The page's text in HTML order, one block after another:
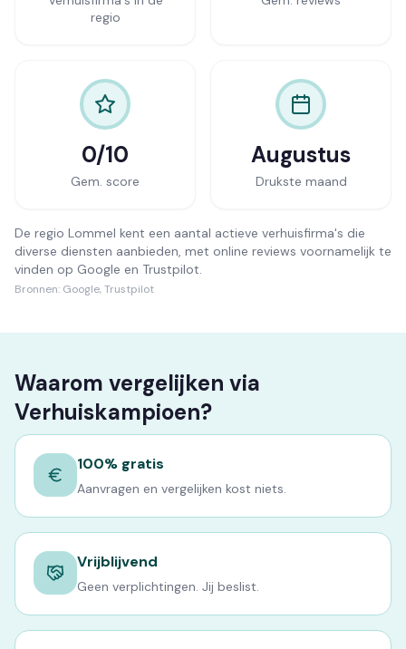
regio
0/10
Gem. score
Augustus
Drukste maand
De regio Lommel kent een aantal actieve verhuisfirma's die
diverse diensten aanbieden, met online reviews voornamelijk te
vinden op Google en Trustpilot.
Bronnen: Google, Trustpilot
Waarom vergelijken via
Verhuiskampioen?
100% gratis
Aanvragen en vergelijken kost niets.
Vrijblijvend
Geen verplichtingen. Jij beslist.